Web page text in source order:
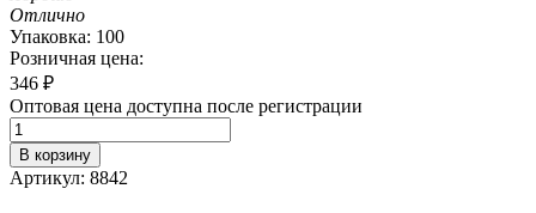
Отлично
Упаковка: 100
Розничная цена:
346 ₽
Оптовая цена доступна после регистрации
В корзину
Артикул: 8842